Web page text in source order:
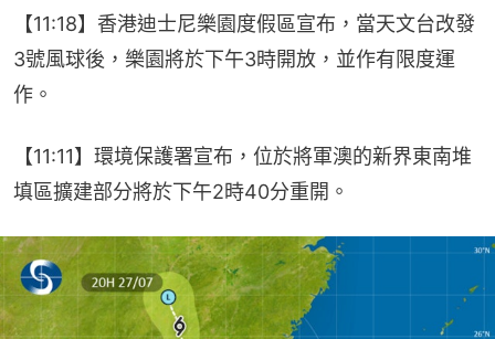
【11:18】​香港迪士尼樂園度假區宣布，當天文台改發
3號風球後，樂園將於下午3時開放，並作有限度運
作。
【11:11】​環境保護署宣布，位於將軍澳的新界東南堆
填區擴建部分將於下午2時40分重開。